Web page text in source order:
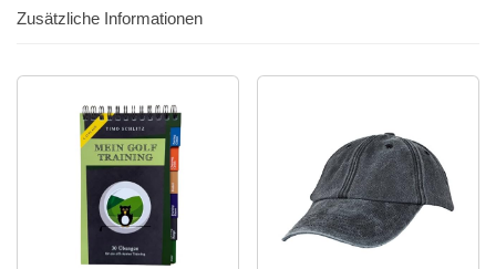
Zusätzliche Informationen